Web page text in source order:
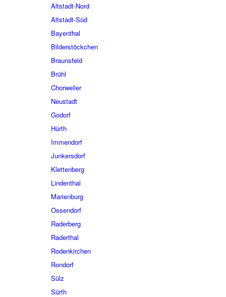
Altstadt-Nord
Altstadt-Süd
Bayenthal
Bilderstöckchen
Braunsfeld
Brühl
Chorweiler
Neustadt
Godorf
Hürth
Immendorf
Junkersdorf
Klettenberg
Lindenthal
Marienburg
Ossendorf
Raderberg
Raderthal
Rodenkirchen
Rondorf
Sülz
Sürth